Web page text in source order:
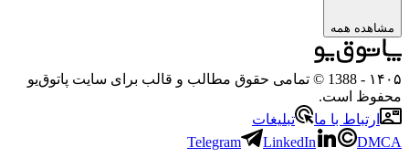
مشاهده همه
۱۴۰۵
- 1388 © تمامی حقوق مطالب و قالب برای سایت پاتوق‌یو
محفوظ است.
ارتباط با ما
تبلیغات
Telegram
LinkedIn DMCA